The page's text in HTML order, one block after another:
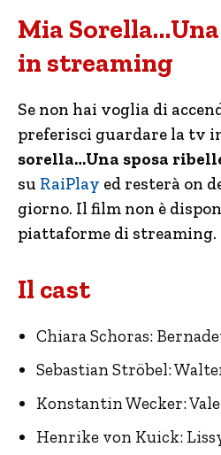
Mia
in streaming
Se non hai voglia di
preferisci guardare la tv
sorella…Una sposa
su RaiPlay ed resterà on
giorno. Il film non è
piattaforme di streaming.
Il cast
Chiara Schoras:
Sebastian Ströbel:
Konstantin Wecker:
Henrike von Kuick: